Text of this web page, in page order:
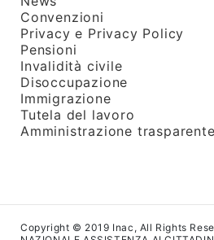
Convenzioni
Privacy e Privacy Policy
Pensioni
Invalidità civile
Disoccupazione
Immigrazione
Tutela del lavoro
Amministrazione trasparente
Copyright © 2019 Inac, All Rights